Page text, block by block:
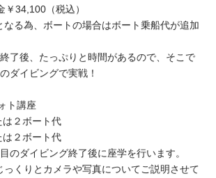
￥34,100（税込）
なる為、ボートの場合はボート乗船代が追加
了後、たっぷりと時間があるので、そこで
ダイビングで実戦！
ト講座
２ボート代
２ボート代
のダイビング終了後に座学を行います。
っくりとカメラや写真についてご説明させて